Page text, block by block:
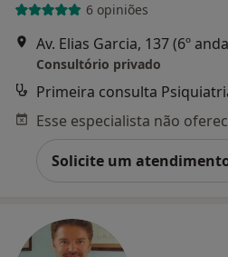
6 opiniões
Av. Elias Garcia, 137 (6º
Consultório privado
Primeira consulta
Solicite um